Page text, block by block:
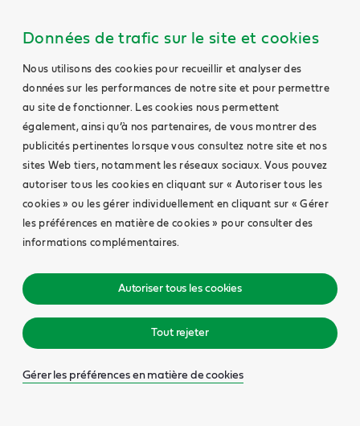
Données de trafic sur le site et cookies
Nous utilisons des cookies pour recueillir et analyser des
données sur les performances de notre site et pour permettre
au site de fonctionner. Les cookies nous permettent
également, ainsi qu’à nos partenaires, de vous montrer des
publicités pertinentes lorsque vous consultez notre site et nos
sites Web tiers, notamment les réseaux sociaux. Vous pouvez
autoriser tous les cookies en cliquant sur « Autoriser tous les
cookies » ou les gérer individuellement en cliquant sur « Gérer
les préférences en matière de cookies » pour consulter des
informations complémentaires.
Autoriser tous les cookies
Tout rejeter
Gérer les préférences en matière de cookies